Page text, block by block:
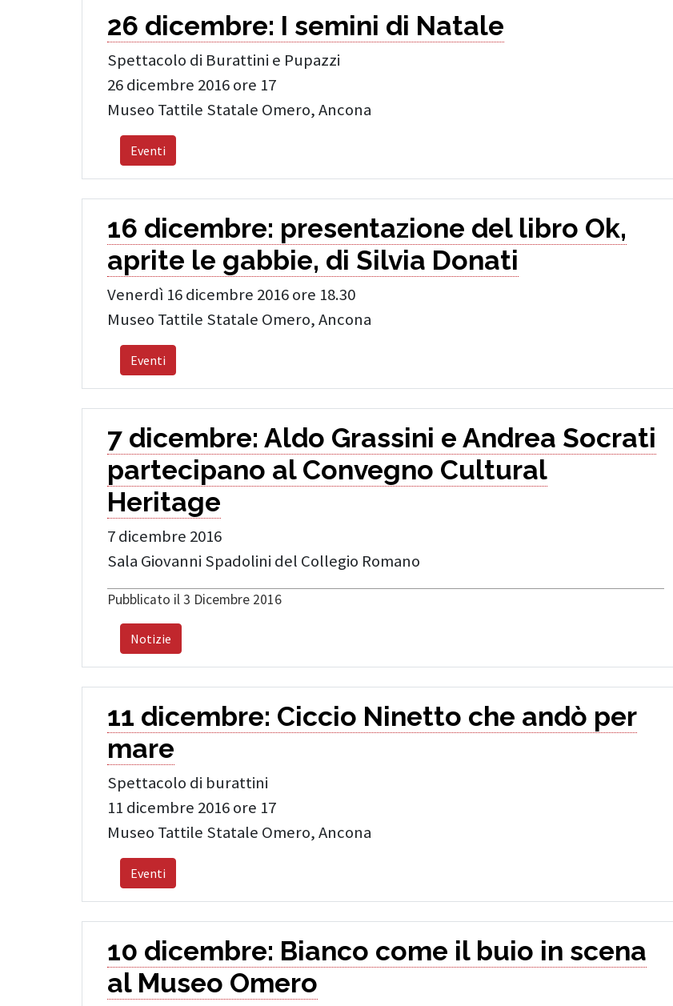
26 dicembre: I semini di Natale
Spettacolo di Burattini e Pupazzi
26 dicembre 2016 ore 17
Museo Tattile Statale Omero, Ancona
Eventi
16 dicembre: presentazione del libro Ok,
aprite le gabbie, di Silvia Donati
Venerdì 16 dicembre 2016 ore 18.30
Museo Tattile Statale Omero, Ancona
Eventi
7 dicembre: Aldo Grassini e Andrea Socrati
partecipano al Convegno Cultural
Heritage
7 dicembre 2016
Sala Giovanni Spadolini del Collegio Romano
Pubblicato il 3 Dicembre 2016
Notizie
11 dicembre: Ciccio Ninetto che andò per
mare
Spettacolo di burattini
11 dicembre 2016 ore 17
Museo Tattile Statale Omero, Ancona
Eventi
10 dicembre: Bianco come il buio in scena
al Museo Omero